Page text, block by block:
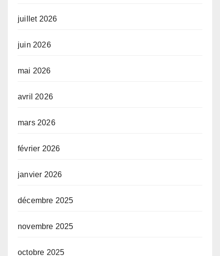
juillet 2026
juin 2026
mai 2026
avril 2026
mars 2026
février 2026
janvier 2026
décembre 2025
novembre 2025
octobre 2025